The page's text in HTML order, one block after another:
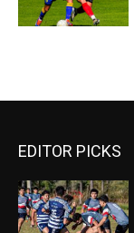
EDITOR PICKS